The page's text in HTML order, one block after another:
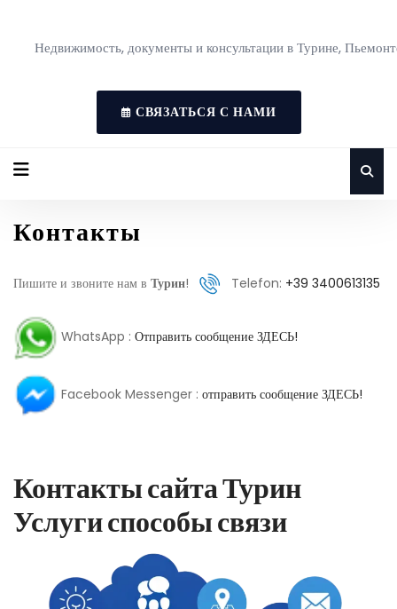
Недвижимость, документы и консультации в Турине,
СВЯЗАТЬСЯ С НАМИ
Контакты
Пишите и звоните нам в Турин! Telefon: +39 3400613135
WhatsApp : Отправить сообщение ЗДЕСЬ!
Facebook Messenger : отправить сообщение ЗДЕСЬ!
Контакты сайта Турин
Услуги способы связи